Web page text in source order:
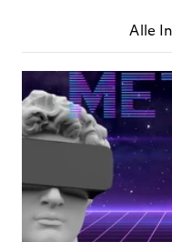
Alle